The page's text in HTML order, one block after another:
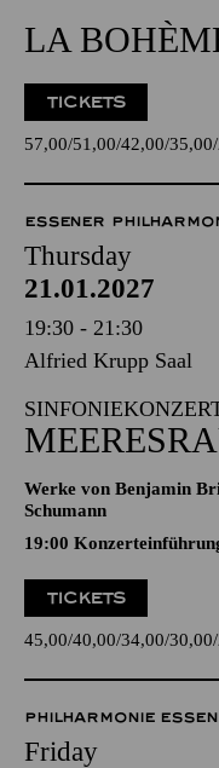
LA
TICKETS
57,00 51,00 42,00 35,00
ESSENER
Thursday
21.01.2027
19:30 - 21:30
Alfried Krupp Saal
Werke von Benjamin
Schumann
19:00
TICKETS
45,00 40,00 34,00 30,00
PHILHARMONIE ESSEN
Friday